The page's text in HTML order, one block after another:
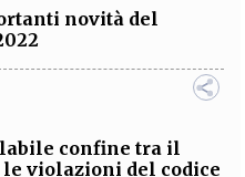
novità del
confine tra il
violazioni del codice